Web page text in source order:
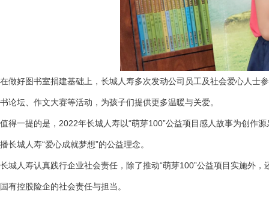
在做好图书室捐建基础上，长城人寿多次发动公司员工及社会爱心人士
书论坛、作文大赛等活动，为孩子们提供更多温暖与关爱。
值得一提的是，2022年长城人寿以“萌芽100”公益项目感人故事为创作
播长城人寿“爱心成就梦想”的公益理念。
长城人寿认真践行企业社会责任，除了推动“萌芽100”公益项目实施外
国有控股险企的社会责任与担当。